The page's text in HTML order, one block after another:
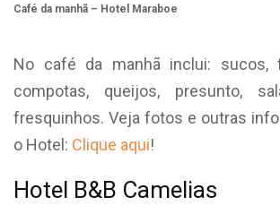
Café da manhã – Hotel Maraboe
No café da manhã inclui: sucos,
compotas, queijos, presunto,
fresquinhos. Veja fotos e outras
o Hotel: Clique aqui!
Hotel B&B Camelias